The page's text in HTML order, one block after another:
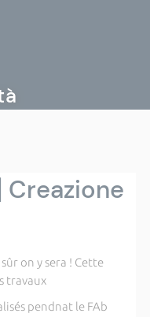
Creazione
on y sera ! Cette
travaux
pendnat le FAb